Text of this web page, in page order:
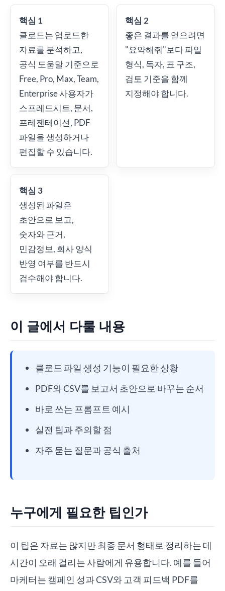
핵심 1
클로드는 업로드한
자료를 분석하고,
공식 도움말 기준으로
Free, Pro, Max, Team,
Enterprise 사용자가
스프레드시트, 문서,
프레젠테이션, PDF
파일을 생성하거나
편집할 수 있습니다.
핵심 2
좋은 결과를 얻으려면
"요약해줘"보다 파일
형식, 독자, 표 구조,
검토 기준을 함께
지정해야 합니다.
핵심 3
생성된 파일은
초안으로 보고,
숫자와 근거,
민감정보, 회사 양식
반영 여부를 반드시
검수해야 합니다.
이 글에서 다룰 내용
클로드 파일 생성 기능이 필요한 상황
PDF와 CSV를 보고서 초안으로 바꾸는 순서
바로 쓰는 프롬프트 예시
실전 팁과 주의할 점
자주 묻는 질문과 공식 출처
누구에게 필요한 팁인가
이 팁은 자료는 많지만 최종 문서 형태로 정리하는 데
시간이 오래 걸리는 사람에게 유용합니다. 예를 들어
마케터는 캠페인 성과 CSV와 고객 피드백 PDF를